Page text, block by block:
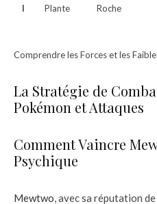
l
Plante
Roche
Comprendre les Forces et les
La Stratégie de
Pokémon et Attaques
Comment Vaincre
Psychique
Mewtwo, avec sa réputation